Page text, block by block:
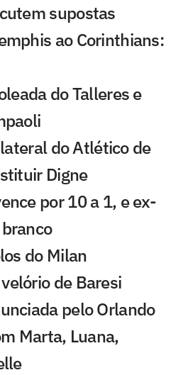
supostas
ao Corinthians:
do Talleres e
do Atlético de
Digne
por 10 a 1, e ex-
do Milan
de Baresi
pelo Orlando
Marta, Luana,